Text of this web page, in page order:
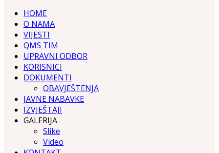
HOME
O NAMA
VIJESTI
QMS TIM
UPRAVNI ODBOR
KORISNICI
DOKUMENTI
OBAVJEŠTENJA
JAVNE NABAVKE
IZVJEŠTAJI
GALERIJA
Slike
Video